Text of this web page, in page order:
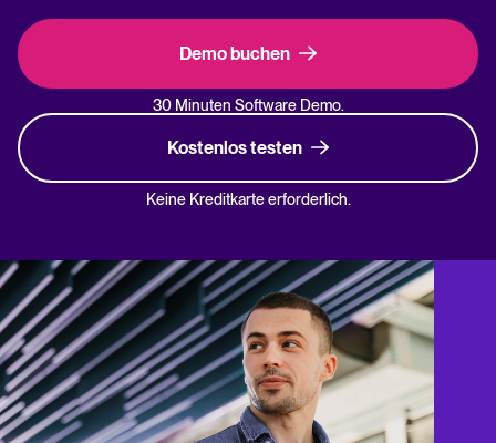
Demo buchen
30 Minuten Software Demo.
Kostenlos testen
Keine Kreditkarte erforderlich.